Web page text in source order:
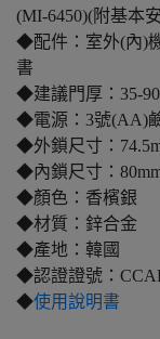
(MI-6450)(附基本
◆配件：室外(內)
書
◆建議門厚：35-
◆電源：3號(AA)
◆外鎖尺寸：
◆內鎖尺寸：
◆顏色：香檳銀
◆材質：鋅合金
◆產地：韓國
◆認證證號：
◆使用說明書